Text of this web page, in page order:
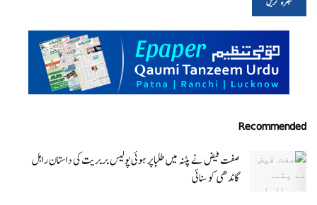
Recommended
صفت فیض نے پٹنہ میں طلبا پر ہوئی پولیس بربریت کی داستان راہل
گاندھی کو سنائی